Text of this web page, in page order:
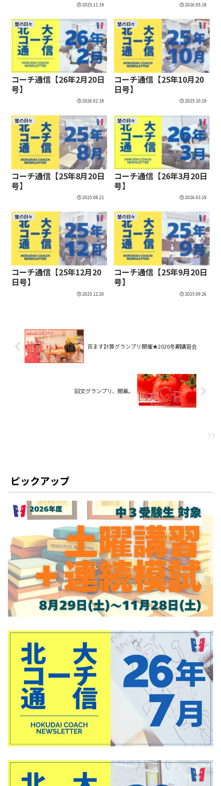
2025.11.19 2026.05.18
塾の日々
コーチ通信【26年2月20日
号】
2026.02.18
塾の日々
コーチ通信【25年10月20
日号】
2025.10.19
塾の日々
コーチ通信【25年8月20日
号】
2025.08.21
塾の日々
コーチ通信【26年3月20日
号】
2026.03.19
塾の日々
コーチ通信【25年12月20
日号】
2025.12.20
塾の日々
コーチ通信【25年9月20日
号】
2025.09.26
百ます計算グランプリ開催★2020冬期講習会
回文グランプリ、開幕。
ピックアップ